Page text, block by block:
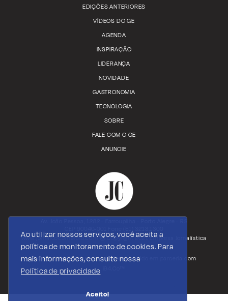
Ao utilizar nossos serviços, você aceita a
política de monitoramento de cookies. Para
mais informações, consulte nossa
Política de privacidade
Aceito!
EDIÇÕES ANTERIORES
VÍDEOS DO GE
AGENDA
INSPIRAÇÃO
LIDERANÇA
NOVIDADE
GASTRONOMIA
TECNOLOGIA
SOBRE
FALE COM O GE
ANUNCIE
www.jornaldocomercio.com© Copyright 2021 Empresa Jornalística
J.C. Jarros Ltda.
Todos os direitos reservados. Desenvolvido em parceria com